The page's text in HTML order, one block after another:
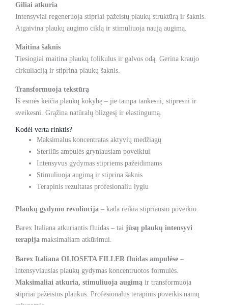
Giliai atkuria
Intensyviai regeneruoja stipriai pažeistų plaukų struktūrą ir šaknis.
Atgaivina plaukų augimo ciklą ir stimuliuoja naują augimą.
Maitina šaknis
Tiesiogiai maitina plaukų folikulus ir galvos odą. Gerina kraujo
cirkuliaciją ir stiprina plaukų šaknis.
Transformuoja tekstūrą
Iš esmės keičia plaukų kokybę – jie tampa tankesni, stipresni ir
sveikesni. Grąžina natūralų blizgesį ir elastingumą.
Kodėl verta rinktis?
Maksimalus koncentratas aktyvių medžiagų
Sterilūs ampulės gryniausiam poveikiui
Intensyvus gydymas stipriems pažeidimams
Stimuliuoja augimą ir stiprina šaknis
Terapinis rezultatas profesionaliu lygiu
Plaukų gydymo revoliucija – kada reikia stipriausio poveikio.
Barex Italiana atkuriantis fluidas – tai jūsų plaukų intensyvi
terapija maksimaliam atkūrimui.
Barex Italiana OLIOSETA FILLER fluidas ampulėse –
intensyviausias plaukų gydymas koncentruotos formulės.
Maksimaliai atkuria, stimuliuoja augimą ir transformuoja
stipriai pažeistus plaukus. Profesionalus terapinis poveikis namų